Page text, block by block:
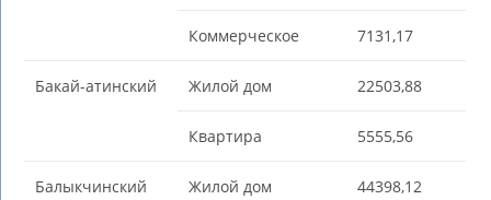
Коммерческое 7131,17
Бакай-aтинский Жилой дом 22503,88
Квартира 5555,56
Балыкчинский Жилой дом 44398,12